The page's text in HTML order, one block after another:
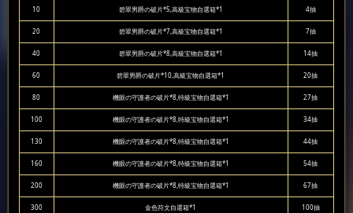
10 碧翠男爵の破片*5,高級宝物自選箱*1 4抽
20 碧翠男爵の破片*7,高級宝物自選箱*1 7抽
40 碧翠男爵の破片*8,高級宝物自選箱*1 14抽
60 碧翠男爵の破片*10,高級宝物自選箱*1 20抽
80 機眼の守護者の破片*8,特級宝物自選箱*1 27抽
100 機眼の守護者の破片*8,特級宝物自選箱*1 34抽
130 機眼の守護者の破片*8,特級宝物自選箱*1 44抽
160 機眼の守護者の破片*8,特級宝物自選箱*1 54抽
200 機眼の守護者の破片*8,特級宝物自選箱*1 67抽
300 金色符文自選箱*1 100抽